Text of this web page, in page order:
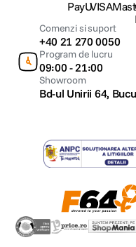
Comenzi si suport
+40 21 270 0050
Program de lucru
09:00 - 21:00
Showroom
Bd-ul Unirii 64,